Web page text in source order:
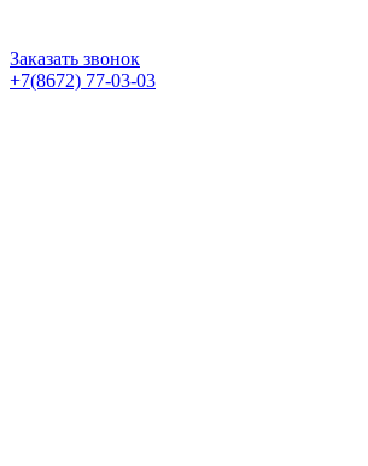
Заказать звонок
+7(8672) 77-03-03